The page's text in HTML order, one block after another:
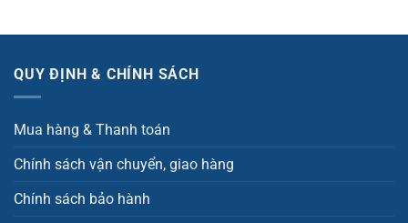
QUY ĐỊNH & CHÍNH SÁCH
Mua hàng & Thanh toán
Chính sách vận chuyển, giao hàng
Chính sách bảo hành